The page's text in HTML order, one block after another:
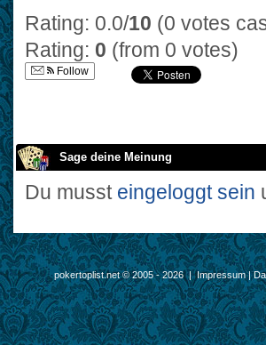
Rating: 0.0/10 (0 votes
Rating: 0 (from 0 votes)
Follow
Sage deine Meinung
Du musst eingeloggt sein
pokertoplist.net © 2005 - 2026 |Impressum|